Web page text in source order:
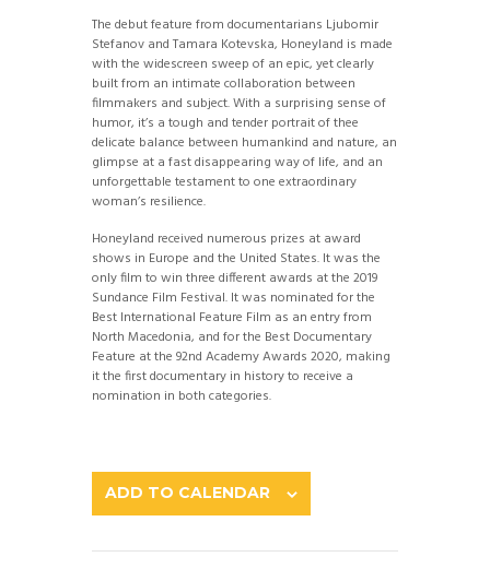
The debut feature from documentarians Ljubomir
Stefanov and Tamara Kotevska, Honeyland is made
with the widescreen sweep of an epic, yet clearly
built from an intimate collaboration between
filmmakers and subject. With a surprising sense of
humor, it’s a tough and tender portrait of thee
delicate balance between humankind and nature, an
glimpse at a fast disappearing way of life, and an
unforgettable testament to one extraordinary
woman’s resilience.
Honeyland received numerous prizes at award
shows in Europe and the United States. It was the
only film to win three different awards at the 2019
Sundance Film Festival. It was nominated for the
Best International Feature Film as an entry from
North Macedonia, and for the Best Documentary
Feature at the 92nd Academy Awards 2020, making
it the first documentary in history to receive a
nomination in both categories.
ADD TO CALENDAR